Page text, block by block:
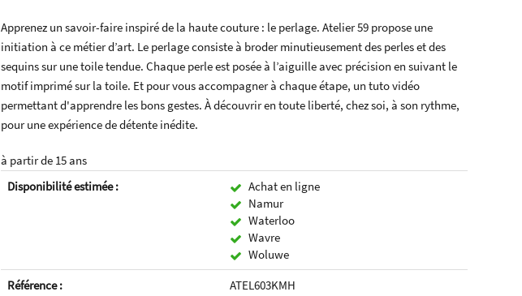
Apprenez un savoir-faire inspiré de la haute couture : le perlage. Atelier 59 propose une
initiation à ce métier d’art. Le perlage consiste à broder minutieusement des perles et des
sequins sur une toile tendue. Chaque perle est posée à l’aiguille avec précision en suivant le
motif imprimé sur la toile. Et pour vous accompagner à chaque étape, un tuto vidéo
permettant d'apprendre les bons gestes. À découvrir en toute liberté, chez soi, à son rythme,
pour une expérience de détente inédite.
à partir de 15 ans
Disponibilité estimée :
Achat en ligne
Namur
Waterloo
Wavre
Woluwe
Référence :
ATEL603KMH